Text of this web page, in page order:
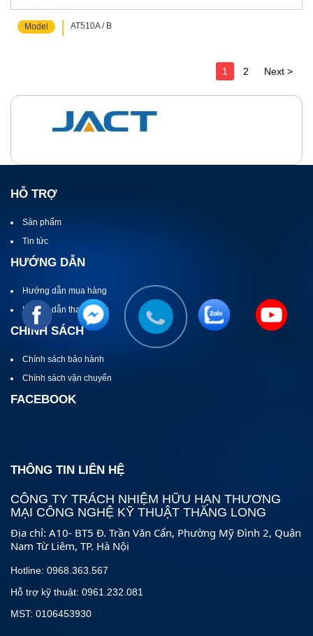
Model AT510A / B
1 2 Next >
HỖ TRỢ
Sản phẩm
Tin tức
HƯỚNG DẪN
Hướng dẫn mua hàng
Hướng dẫn thanh toán
CHÍNH SÁCH
Chính sách bảo hành
Chính sách vận chuyển
FACEBOOK
THÔNG TIN LIÊN HỆ
CÔNG TY TRÁCH NHIỆM HỮU HẠN THƯƠNG
MẠI CÔNG NGHỆ KỸ THUẬT THĂNG LONG
Địa chỉ: A10- BT5 Đ. Trần Văn Cẩn, Phường Mỹ Đình 2, Quận
Nam Từ Liêm, TP. Hà Nội
Hotline: 0968.363.567
Hỗ trợ kỹ thuật: 0961.232.081
MST: 0106453930